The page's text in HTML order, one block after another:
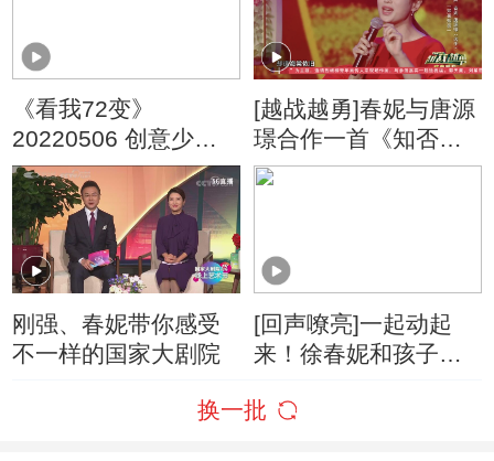
《看我72变》
20220506 创意少年
妈妈我爱你
[越战越勇]春妮与唐源
璟合作一首《知否知
否》 听得醉人心扉
刚强、春妮带你感受
不一样的国家大剧院
[回声嘹亮]一起动起
来！徐春妮和孩子们
换一批